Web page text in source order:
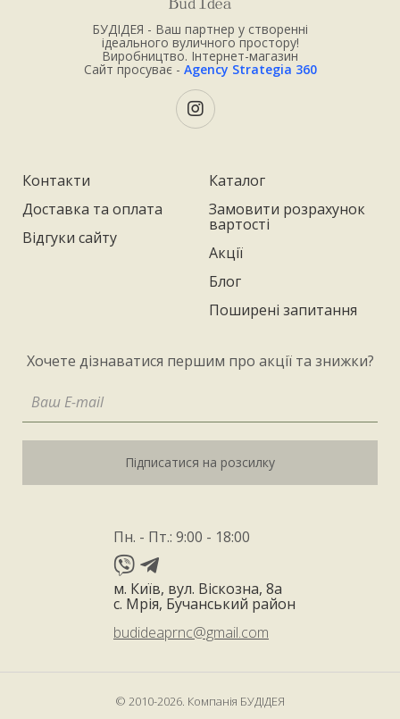
БУДІДЕЯ - Ваш партнер у створенні
ідеального вуличного простору!
Виробництво. Інтернет-магазин
Сайт просуває - Agency Strategia 360
Контакти
Доставка та оплата
Відгуки сайту
Каталог
Замовити розрахунок
вартості
Акції
Блог
Поширені запитання
Хочете дізнаватися першим про акції та знижки?
Підписатися на розсилку
Пн. - Пт.: 9:00 - 18:00
м. Київ, вул. Віскозна, 8а
с. Мрія, Бучанський район
budideaprnc@gmail.com
© 2010-2026. Компанія БУДІДЕЯ